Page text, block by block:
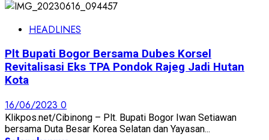
HEADLINES
Plt Bupati Bogor Bersama Dubes Korsel
Revitalisasi Eks TPA Pondok Rajeg Jadi Hutan
Kota
16/06/2023 0
Klikpos.net/Cibinong – Plt. Bupati Bogor Iwan Setiawan
bersama Duta Besar Korea Selatan dan Yayasan...